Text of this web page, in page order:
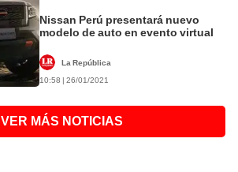
Nissan Perú presentará nuevo
modelo de auto en evento virtual
La República
10:58 | 26/01/2021
VER MÁS NOTICIAS